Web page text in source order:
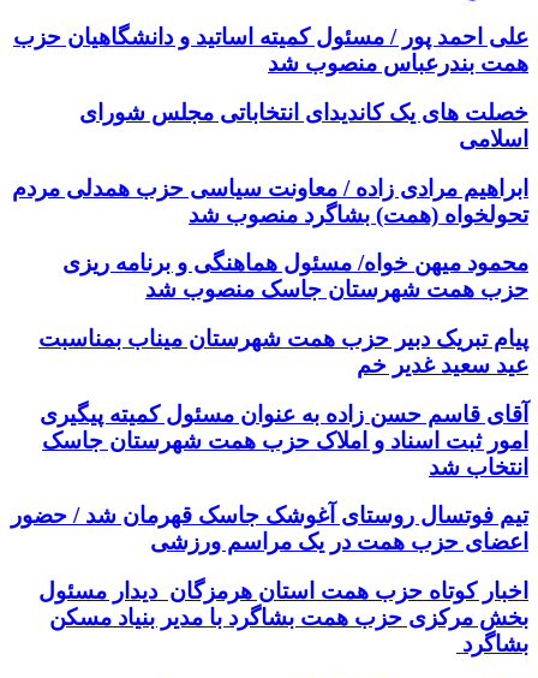
علی احمد پور / مسئول کمیته اساتید و دانشگاهیان حزب
همت بندرعباس منصوب شد
خصلت های یک کاندیدای انتخاباتی مجلس شورای
اسلامی
ابراهیم مرادی زاده / معاونت سیاسی حزب همدلی مردم
تحولخواه (همت) بشاگرد منصوب شد
محمود میهن خواه/ مسئول هماهنگی و برنامه ریزی
حزب همت شهرستان جاسک منصوب شد
پیام تبریک دبیر حزب همت شهرستان میناب بمناسبت
عید سعید غدیر خم
آقای قاسم حسن زاده به عنوان مسئول کمیته پیگیری
امور ثبت اسناد و املاک حزب همت شهرستان جاسک
انتخاب شد
تیم فوتسال روستای آغوشک جاسک قهرمان شد / حضور
اعضای حزب همت در یک مراسم ورزشی
اخبار کوتاه حزب همت استان هرمزگان دیدار مسئول
بخش مرکزی حزب همت بشاگرد با مدیر بنیاد مسکن
بشاگرد